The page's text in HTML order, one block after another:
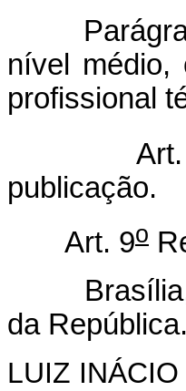
nível médio,
profissional
publicação.
Art. 9o
Brasília,
da República.
LUIZ INÁCIO